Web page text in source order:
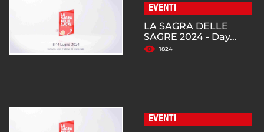
EVENTI
LA SAGRA DELLE
SAGRE 2024 - Day...
1824
EVENTI